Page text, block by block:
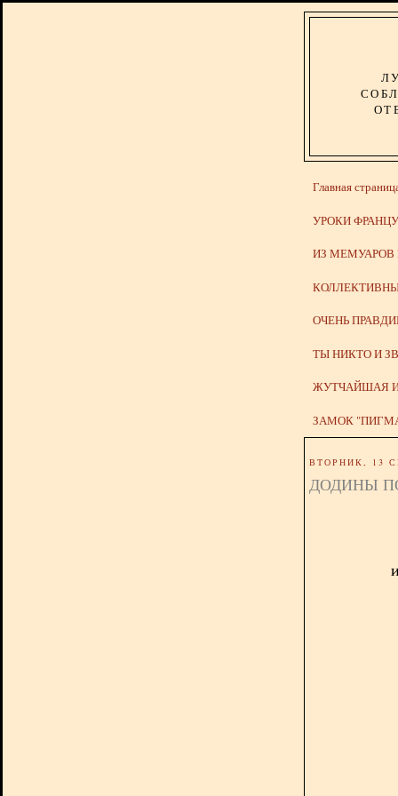
Главная
УРОКИ
ИЗ МЕМУАРОВ
ОЧЕНЬ
ТЫ НИКТО И
ЖУТЧАЙШАЯ
ЗАМОК
ВТОРНИК, 13
ДОДИНЫ